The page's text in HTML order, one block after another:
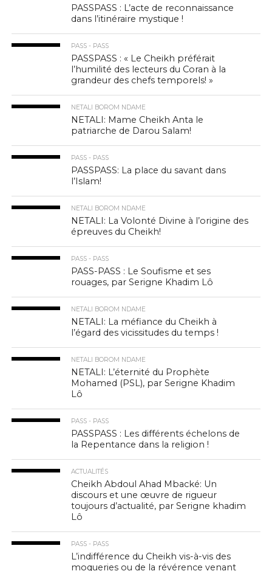
PASSPASS : L’acte de reconnaissance
dans l’itinéraire mystique !
PASS - PASS
PASSPASS : « Le Cheikh préférait
l’humilité des lecteurs du Coran à la
grandeur des chefs temporels! »
NETALI BOROM NDAME
NETALI: Mame Cheikh Anta le
patriarche de Darou Salam!
PASS - PASS
PASSPASS: La place du savant dans
l’Islam!
NETALI BOROM NDAME
NETALI: La Volonté Divine à l’origine des
épreuves du Cheikh!
PASS - PASS
PASS-PASS : Le Soufisme et ses
rouages, par Serigne Khadim Lô
NETALI BOROM NDAME
NETALI: La méfiance du Cheikh à
l’égard des vicissitudes du temps !
NETALI BOROM NDAME
NETALI: L’éternité du Prophète
Mohamed (PSL), par Serigne Khadim
Lô
PASS - PASS
PASSPASS : Les différents échelons de
la Repentance dans la religion !
ACTUALITÉS
Cheikh Abdoul Ahad Mbacké: Un
discours et une œuvre de rigueur
toujours d’actualité, par Serigne khadim
Lô
PASS - PASS
L’indifférence du Cheikh vis-à-vis des
moqueries ou de la révérence venant